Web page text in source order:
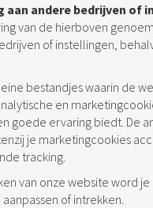
aan andere bedrijven of
van de hierboven
of instellingen,
bestandjes waarin de
en
goede ervaring biedt. De
je marketingcookies
tracking.
van onze website word
of intrekken.